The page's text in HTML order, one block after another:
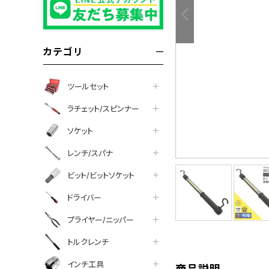
カテゴリ
ツールセット
ラチェット/スピンナー
ソケット
レンチ/スパナ
ビット/ビットソケット
ドライバー
プライヤー/ニッパー
トルクレンチ
インチ工具
facebook
line